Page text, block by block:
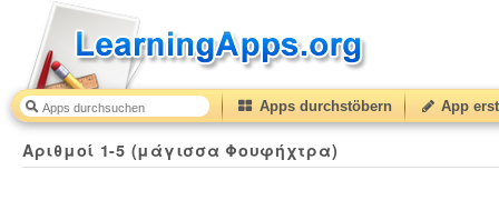
Apps durchstöbern App
Αριθμοί 1-5 (μάγισσα Φουφήχτρα)